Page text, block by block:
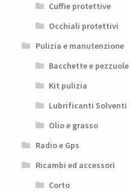
Cuffie protettive
Occhiali protettivi
Pulizia e manutenzione
Bacchette e pezzuole
Kit pulizia
Lubrificanti Solventi
Olio e grasso
Radio e Gps
Ricambi ed accessori
Corto